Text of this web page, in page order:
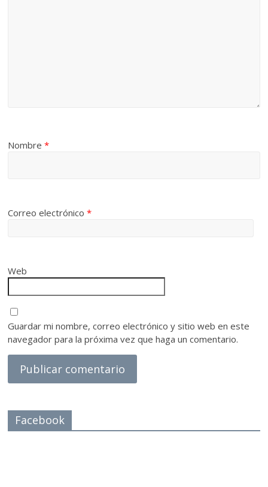
Nombre*
Correo electrónico*
Web
Guardar mi nombre, correo electrónico y sitio web en este
navegador para la próxima vez que haga un comentario.
Facebook